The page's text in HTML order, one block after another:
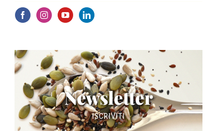
Newsletter
ISCRIVITI